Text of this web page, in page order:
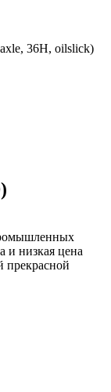
36H, oilslick)
и низкая цена
прекрасной